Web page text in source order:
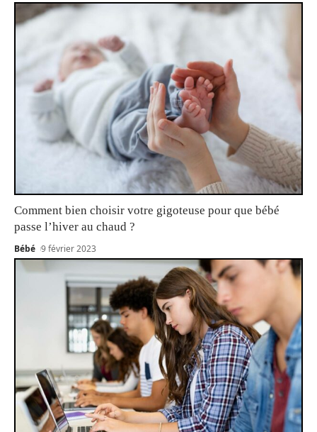
Comment bien choisir votre gigoteuse pour que bébé
passe l’hiver au chaud ?
Bébé 9 février 2023